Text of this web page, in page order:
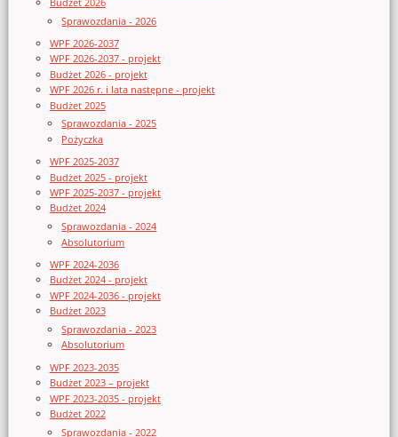
Sprawozdania - 2026
WPF 2026-2037
WPF 2026-2037 - projekt
Budżet 2026 - projekt
WPF 2026 r. i lata następne - projekt
Budżet 2025
Sprawozdania - 2025
Pożyczka
WPF 2025-2037
Budżet 2025 - projekt
WPF 2025-2037 - projekt
Budżet 2024
Sprawozdania - 2024
Absolutorium
WPF 2024-2036
Budżet 2024 - projekt
WPF 2024-2036 - projekt
Budżet 2023
Sprawozdania - 2023
Absolutorium
WPF 2023-2035
Budżet 2023 – projekt
WPF 2023-2035 - projekt
Budżet 2022
Sprawozdania - 2022